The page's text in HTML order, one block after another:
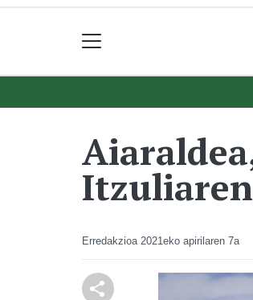
Erredakzioa 2021eko apirilaren 7a